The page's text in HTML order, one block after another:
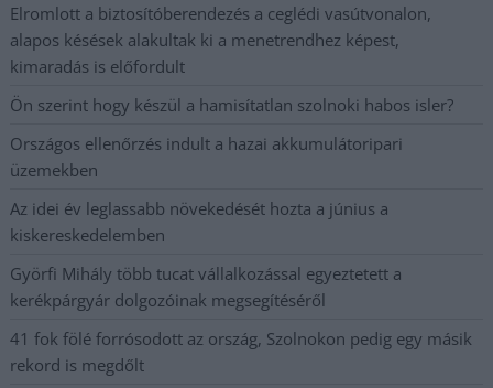
Elromlott a biztosítóberendezés a ceglédi vasútvonalon,
alapos késések alakultak ki a menetrendhez képest,
kimaradás is előfordult
Ön szerint hogy készül a hamisítatlan szolnoki habos isler?
Országos ellenőrzés indult a hazai akkumulátoripari
üzemekben
Az idei év leglassabb növekedését hozta a június a
kiskereskedelemben
Györfi Mihály több tucat vállalkozással egyeztetett a
kerékpárgyár dolgozóinak megsegítéséről
41 fok fölé forrósodott az ország, Szolnokon pedig egy másik
rekord is megdőlt